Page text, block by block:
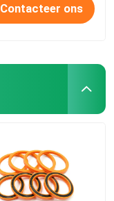
Contacteer ons